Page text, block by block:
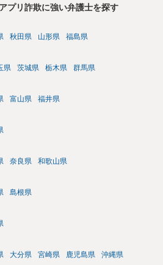
プリ詐欺に強い弁護士を探す
秋田県 山形県 福島県
県 茨城県 栃木県 群馬県
富山県 福井県
奈良県 和歌山県
島根県
大分県 宮崎県 鹿児島県 沖縄県